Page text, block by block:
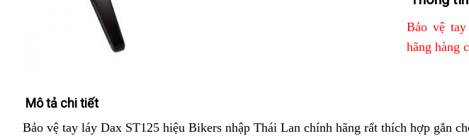
Bảo vệ
hãng hàng
Mô tả chi tiết
Bảo vệ tay láy Dax ST125 hiệu Bikers nhập Thái Lan chính hãng rất thích hợp gắn